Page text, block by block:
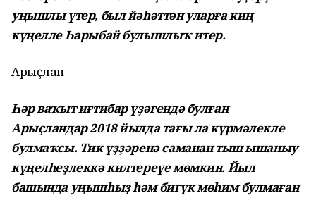
уңышлы үтер, был йәһәттән уларға киң
күңелле Һарыбай булышлыҡ итер.
Арыҫлан
Һәр ваҡыт иғтибар үҙәгендә булған
Арыҫландар 2018 йылда тағы ла күрмәлекле
булмаҡсы. Тик үҙҙәренә саманан тыш ышаныу
күңелһеҙлеккә килтереүе мөмкин. Йыл
башында уңышһыҙ һәм бигүк мөһим булмаған